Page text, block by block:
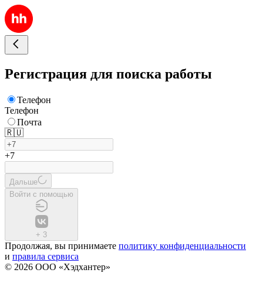
Регистрация для поиска работы
Телефон
Телефон
Почта
🇷🇺
+7
Дальше
Войти с помощью
+ 3
Продолжая, вы принимаете политику конфиденциальности
и правила сервиса
© 2026 ООО «Хэдхантер»